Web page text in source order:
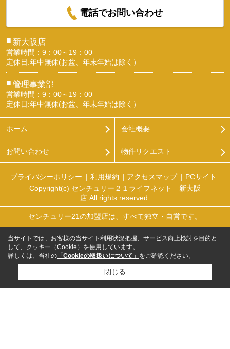
電話でお問い合わせ
■ 新大阪店
営業時間：9：00～19：00
定休日:年中無休(お盆、年末年始は除く）
■ 管理事業部
営業時間：9：00～19：00
定休日:年中無休(お盆、年末年始は除く）
ホーム 会社概要
お問い合わせ 物件リクエスト
プライバシーポリシー 利用規約 アクセスマップ
PCサイト
Copyright(c) センチュリー２１ライフネット 新大阪
店 All rights reserved.
センチュリー21の加盟店は、すべて独立・自営です。
当サイトでは、お客様の当サイト利用状況把握、サービス向上検討を目的と
して、クッキー（Cookie）を使用しています。
詳しくは、当社の 「Cookieの取扱いについて」 をご確認ください。
閉じる